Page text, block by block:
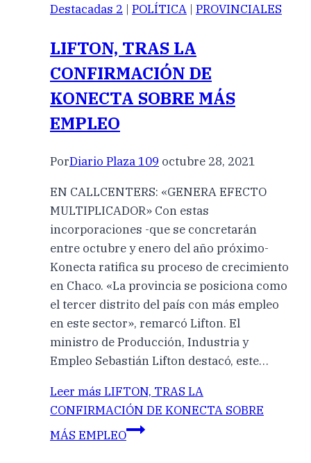
Destacadas 2 | POLÍTICA | PROVINCIALES
LIFTON, TRAS LA
CONFIRMACIÓN DE
KONECTA SOBRE MÁS
EMPLEO
PorDiario Plaza 109 octubre 28, 2021
EN CALLCENTERS: «GENERA EFECTO
MULTIPLICADOR» Con estas
incorporaciones -que se concretarán
entre octubre y enero del año próximo-
Konecta ratifica su proceso de crecimiento
en Chaco. «La provincia se posiciona como
el tercer distrito del país con más empleo
en este sector», remarcó Lifton. El
ministro de Producción, Industria y
Empleo Sebastián Lifton destacó, este…
Leer más LIFTON, TRAS LA
CONFIRMACIÓN DE KONECTA SOBRE
MÁS EMPLEO